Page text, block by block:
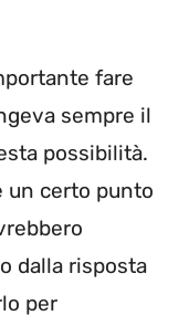
fare
sempre il
possibilità.
un certo punto
dalla risposta
per